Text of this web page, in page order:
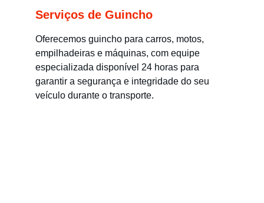
Serviços de Guincho
Oferecemos guincho para carros, motos,
empilhadeiras e máquinas, com equipe
especializada disponível 24 horas para
garantir a segurança e integridade do seu
veículo durante o transporte.